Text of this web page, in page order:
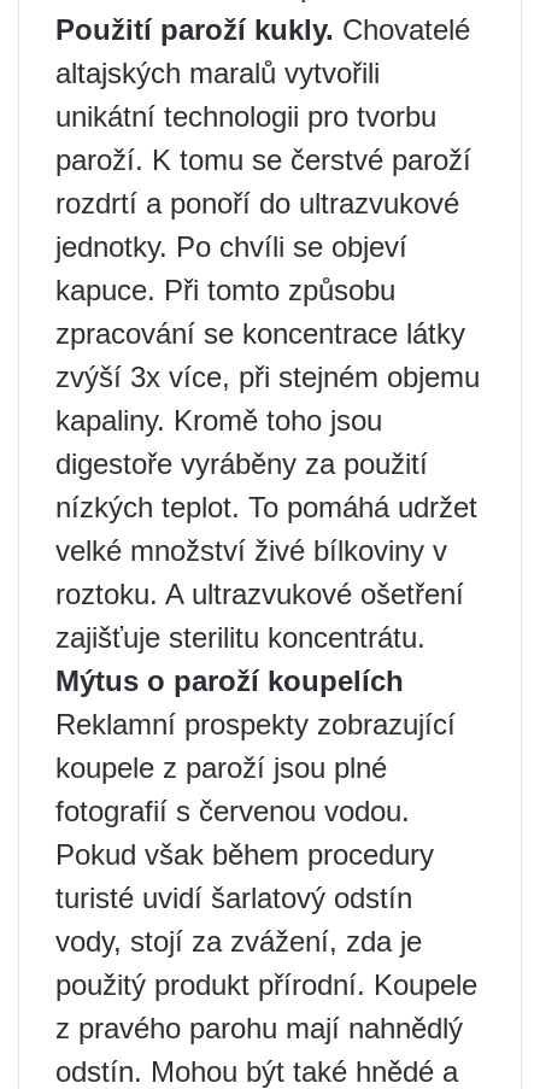
Použití paroží kukly. Chovatelé
altajských maralů vytvořili
unikátní technologii pro tvorbu
paroží. K tomu se čerstvé paroží
rozdrtí a ponoří do ultrazvukové
jednotky. Po chvíli se objeví
kapuce. Při tomto způsobu
zpracování se koncentrace látky
zvýší 3x více, při stejném objemu
kapaliny. Kromě toho jsou
digestoře vyráběny za použití
nízkých teplot. To pomáhá udržet
velké množství živé bílkoviny v
roztoku. A ultrazvukové ošetření
zajišťuje sterilitu koncentrátu.
Mýtus o paroží koupelích
Reklamní prospekty zobrazující
koupele z paroží jsou plné
fotografií s červenou vodou.
Pokud však během procedury
turisté uvidí šarlatový odstín
vody, stojí za zvážení, zda je
použitý produkt přírodní. Koupele
z pravého parohu mají nahnědlý
odstín. Mohou být také hnědé a